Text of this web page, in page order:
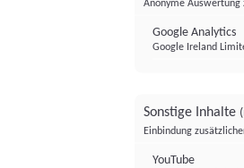
Anonyme
Google Analytics
Google Ireland
Sonstige Inhalte
Einbindung
YouTube